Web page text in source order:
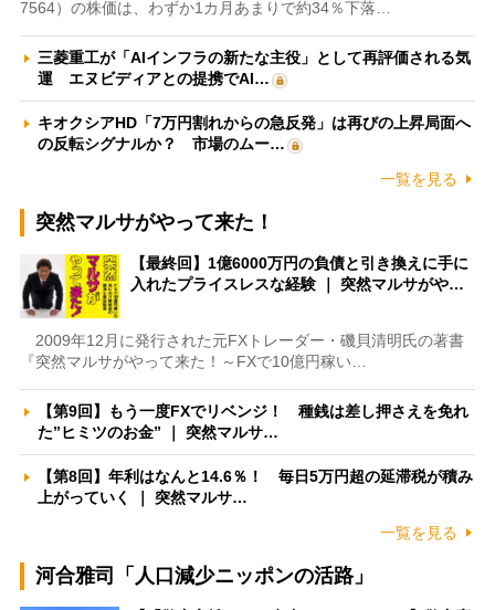
7564）の株価は、わずか1カ月あまりで約34％下落…
三菱重工が「AIインフラの新たな主役」として再評価される気
運 エヌビディアとの提携でAI…
キオクシアHD「7万円割れからの急反発」は再びの上昇局面へ
の反転シグナルか？ 市場のムー…
一覧を見る
突然マルサがやって来た！
【最終回】1億6000万円の負債と引き換えに手に
入れたプライスレスな経験 ｜ 突然マルサがや…
2009年12月に発行された元FXトレーダー・磯貝清明氏の著書
『突然マルサがやって来た！～FXで10億円稼い…
【第9回】もう一度FXでリベンジ！ 種銭は差し押さえを免れ
た”ヒミツのお金” ｜ 突然マルサ…
【第8回】年利はなんと14.6％！ 毎日5万円超の延滞税が積み
上がっていく ｜ 突然マルサ…
一覧を見る
河合雅司「人口減少ニッポンの活路」